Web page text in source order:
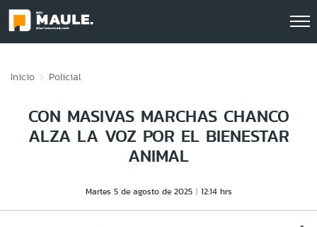
Inicio Policial
CON MASIVAS MARCHAS CHANCO
ALZA LA VOZ POR EL BIENESTAR
ANIMAL
Martes 5 de agosto de 2025 12:14 hrs